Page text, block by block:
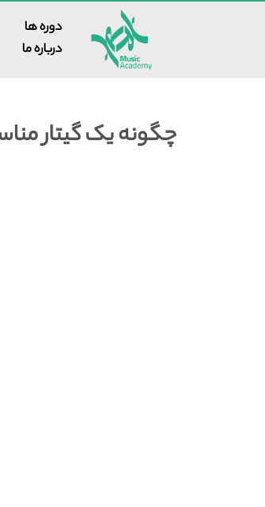
دوره ها
درباره ما
چگونه یک گیتار